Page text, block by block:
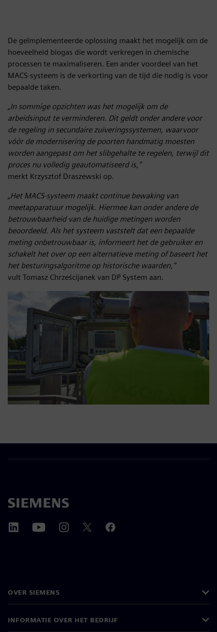
De geïmplementeerde oplossing maakt het mogelijk om de
hoeveelheid biogas die wordt verkregen in chemische
processen te maximaliseren. Een ander voordeel van het
MACS-systeem is de verkorting van de tijd die nodig is voor
bepaalde taken.
„In sommige opzichten was het mogelijk om de
arbeidsinput te verminderen. Dit geldt onder andere voor
de regeling in secundaire zuiveringssystemen, waarvoor
vóór de modernisering de poorten handmatig moesten
worden aangepast om het slibgehalte te regelen, terwijl dit
proces nu volledig geautomatiseerd is,”
merkt Krzysztof Draszewski op.
„Het MACS-systeem maakt continue bewaking van
meetapparatuur mogelijk. Hiermee kan onder andere de
betrouwbaarheid van de huidige metingen worden
beoordeeld. Als het systeem vaststelt dat een bepaalde
meting onbetrouwbaar is, informeert het de gebruiker en
schakelt het over op een alternatieve meting of baseert het
het besturingsalgoritme op historische waarden,”
vult Tomasz Chrześcijanek van DP System aan.
OVER SIEMENS
INFORMATIE OVER HET BEDRIJF